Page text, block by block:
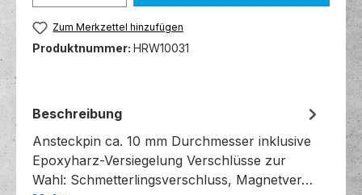
Zum Merkzettel hinzufügen
Produktnummer: HRW10031
Beschreibung
Ansteckpin ca. 10 mm Durchmesser inklusive
Epoxyharz-Versiegelung Verschlüsse zur
Wahl: Schmetterlingsverschluss, Magnetver…